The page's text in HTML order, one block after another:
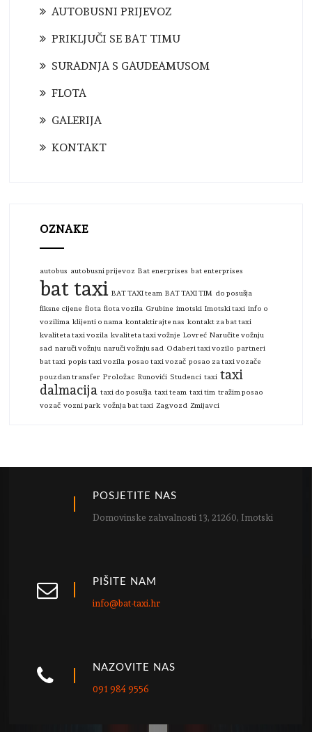
AUTOBUSNI PRIJEVOZ
PRIKLJUČI SE BAT TIMU
SURADNJA S GAUDEAMUSOM
FLOTA
GALERIJA
KONTAKT
OZNAKE
autobus autobusni prijevoz Bat enerprises bat enterprises
bat taxi BAT TAXI team BAT TAXI TIM do posušja
fiksne cijene flota flota vozila Grubine imotski Imotski taxi info o
vozilima klijenti o nama kontaktirajte nas kontakt za bat taxi
kvaliteta taxi vozila kvaliteta taxi vožnje Lovreć Naručite vožnju
sad naruči vožnju naruči vožnju sad Odaberi taxi vozilo partneri
bat taxi popis taxi vozila posao taxi vozač posao za taxi vozače
pouzdan transfer Proložac Runovići Studenci taxi taxi
dalmacija taxi do posušja taxi team taxi tim tražim posao
vozač vozni park vožnja bat taxi Zagvozd Zmijavci
POSJETITE NAS
Domovinske zahvalnosti 13, 21260, Imotski
PIŠITE NAM
info@bat-taxi.hr
NAZOVITE NAS
091 984 9556